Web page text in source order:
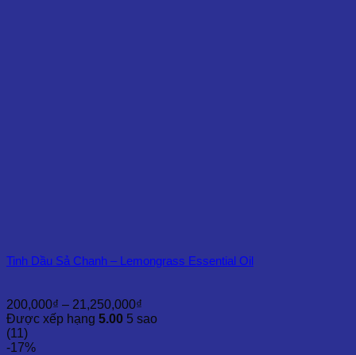
Tinh Dầu Sả Chanh – Lemongrass Essential Oil
200,000₫ – 21,250,000₫
giá:
Được xếp hạng 5.00 5 sao
(11)
-17%